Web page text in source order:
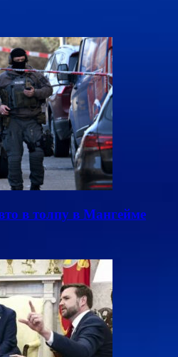
в толпу в Мангейме